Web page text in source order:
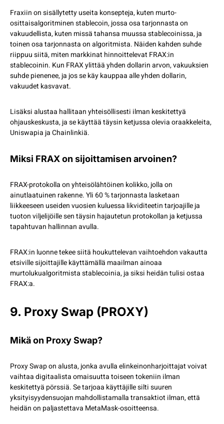
Fraxiin on sisällytetty useita konsepteja, kuten murto-
osittaisalgoritminen stablecoin, jossa osa tarjonnasta on
vakuudellista, kuten missä tahansa muussa stablecoinissa, ja
toinen osa tarjonnasta on algoritmista. Näiden kahden suhde
riippuu siitä, miten markkinat hinnoittelevat FRAX:in
stablecoinin. Kun FRAX ylittää yhden dollarin arvon, vakuuksien
suhde pienenee, ja jos se käy kauppaa alle yhden dollarin,
vakuudet kasvavat.
Lisäksi alustaa hallitaan yhteisöllisesti ilman keskitettyä
ohjauskeskusta, ja se käyttää täysin ketjussa olevia oraakkeleita,
Uniswapia ja Chainlinkiä.
Miksi FRAX on sijoittamisen arvoinen?
FRAX-protokolla on yhteisölähtöinen kolikko, jolla on
ainutlaatuinen rakenne. Yli 60 % tarjonnasta lasketaan
liikkeeseen useiden vuosien kuluessa likviditeetin tarjoajille ja
tuoton viljelijöille sen täysin hajautetun protokollan ja ketjussa
tapahtuvan hallinnan avulla.
FRAX:in luonne tekee siitä houkuttelevan vaihtoehdon vakautta
etsiville sijoittajille käyttämällä maailman ainoaa
murtolukualgoritmista stablecoinia, ja siksi heidän tulisi ostaa
FRAX:a.
9. Proxy Swap (PROXY)
Mikä on Proxy Swap?
Proxy Swap on alusta, jonka avulla elinkeinonharjoittajat voivat
vaihtaa digitaalista omaisuutta toiseen tokeniin ilman
keskitettyä pörssiä. Se tarjoaa käyttäjille silti suuren
yksityisyydensuojan mahdollistamalla transaktiot ilman, että
heidän on paljastettava MetaMask-osoitteensa.